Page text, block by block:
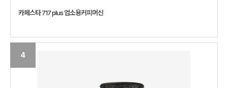
카페스타 717 plus 업소용커피머신
4